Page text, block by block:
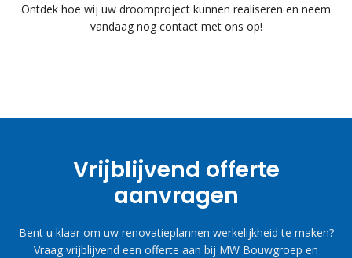
Ontdek hoe wij uw droomproject kunnen realiseren en neem
vandaag nog contact met ons op!
Vrijblijvend offerte
aanvragen
Bent u klaar om uw renovatieplannen werkelijkheid te maken?
Vraag vrijblijvend een offerte aan bij MW Bouwgroep en